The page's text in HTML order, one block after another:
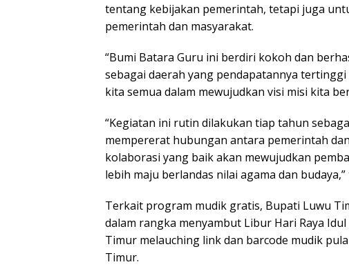
tentang kebijakan pemerintah, tetapi juga
pemerintah dan masyarakat.
“Bumi Batara Guru ini berdiri kokoh dan
sebagai daerah yang pendapatannya
kita semua dalam mewujudkan visi misi kita
“Kegiatan ini rutin dilakukan tiap tahun
mempererat hubungan antara pemerintah
kolaborasi yang baik akan mewujudkan
lebih maju berlandas nilai agama dan
Terkait program mudik gratis, Bupati Luwu
dalam rangka menyambut Libur Hari Raya
Timur melauching link dan barcode mudik
Timur.